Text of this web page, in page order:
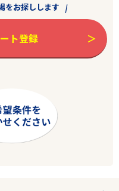
をお探しします
ト登録